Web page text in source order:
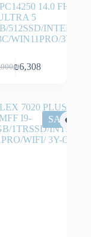
14.0 FHD
5
512SSD/INTEL
WIN11PRO/3YOS
₪6,308
SALE